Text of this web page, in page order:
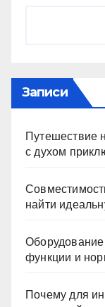
Записи
Путешествие
с духом
найти
функции и
Почему для